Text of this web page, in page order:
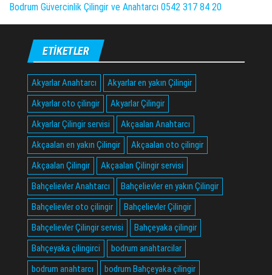
Bodrum Güvercinlik Çilingir ve Anahtarcı 0542 317 84 20
ETIKETLER
Akyarlar Anahtarcı
Akyarlar en yakın Çilingir
Akyarlar oto çilingir
Akyarlar Çilingir
Akyarlar Çilingir servisi
Akçaalan Anahtarcı
Akçaalan en yakın Çilingir
Akçaalan oto çilingir
Akçaalan Çilingir
Akçaalan Çilingir servisi
Bahçelievler Anahtarcı
Bahçelievler en yakın Çilingir
Bahçelievler oto çilingir
Bahçelievler Çilingir
Bahçelievler Çilingir servisi
Bahçeyaka çilingir
Bahçeyaka çilingirci
bodrum anahtarcilar
bodrum anahtarcı
bodrum Bahçeyaka çilingir